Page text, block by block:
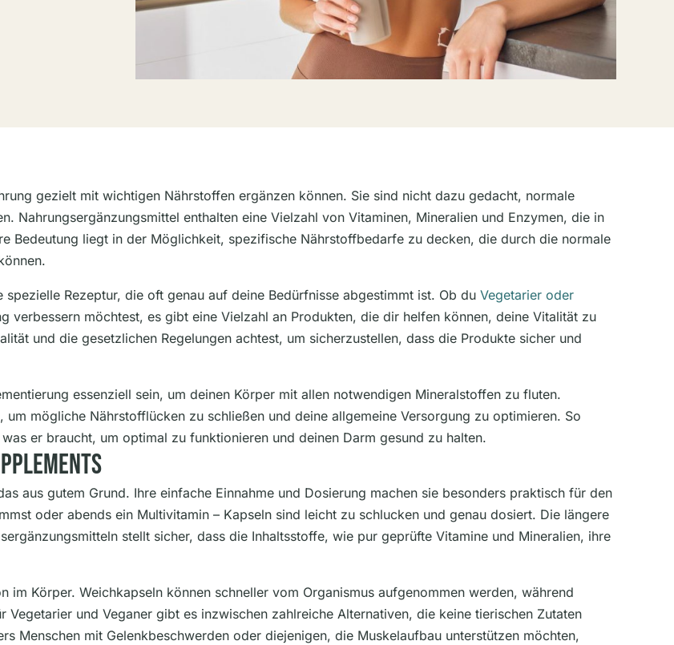
gezielt mit wichtigen Nährstoffen ergänzen können. Sie sind nicht dazu gedacht, normale
Nahrungsergänzungsmittel enthalten eine Vielzahl von Vitaminen, Mineralien und Enzymen, die in
Bedeutung liegt in der Möglichkeit, spezifische Nährstoffbedarfe zu decken, die durch die normale
Rezeptur, die oft genau auf deine Bedürfnisse abgestimmt ist. Ob du Vegetarier oder
verbessern möchtest, es gibt eine Vielzahl an Produkten, die dir helfen können, deine Vitalität zu
und die gesetzlichen Regelungen achtest, um sicherzustellen, dass die Produkte sicher und
essenziell sein, um deinen Körper mit allen notwendigen Mineralstoffen zu fluten.
mögliche Nährstofflücken zu schließen und deine allgemeine Versorgung zu optimieren. So
er braucht, um optimal zu funktionieren und deinen Darm gesund zu halten.
aus gutem Grund. Ihre einfache Einnahme und Dosierung machen sie besonders praktisch für den
oder abends ein Multivitamin – Kapseln sind leicht zu schlucken und genau dosiert. Die längere
stellt sicher, dass die Inhaltsstoffe, wie pur geprüfte Vitamine und Mineralien, ihre
Körper. Weichkapseln können schneller vom Organismus aufgenommen werden, während
und Veganer gibt es inzwischen zahlreiche Alternativen, die keine tierischen Zutaten
Menschen mit Gelenkbeschwerden oder diejenigen, die Muskelaufbau unterstützen möchten,